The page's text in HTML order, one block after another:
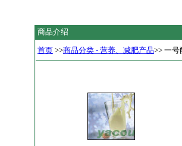
商品介绍
首页 >>商品分类 - 营养、减肥产品>> 一